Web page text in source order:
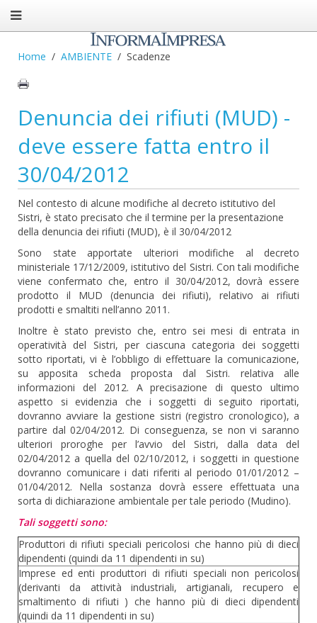
Home AMBIENTE Scadenze
Denuncia dei rifiuti (MUD) -
deve essere fatta entro il
30/04/2012
Nel contesto di alcune modifiche al decreto istitutivo del
Sistri, è stato precisato che il termine per la presentazione
della denuncia dei rifiuti (MUD), è il 30/04/2012
Sono state apportate ulteriori modifiche al decreto
ministeriale 17/12/2009, istitutivo del Sistri. Con tali modifiche
viene confermato che, entro il 30/04/2012, dovrà essere
prodotto il MUD (denuncia dei rifiuti), relativo ai rifiuti
prodotti e smaltiti nell’anno 2011.
Inoltre è stato previsto che, entro sei mesi di entrata in
operatività del Sistri, per ciascuna categoria dei soggetti
sotto riportati, vi è l’obbligo di effettuare la comunicazione,
su apposita scheda proposta dal Sistri. relativa alle
informazioni del 2012. A precisazione di questo ultimo
aspetto si evidenzia che i soggetti di seguito riportati,
dovranno avviare la gestione sistri (registro cronologico), a
partire dal 02/04/2012. Di conseguenza, se non vi saranno
ulteriori proroghe per l’avvio del Sistri, dalla data del
02/04/2012 a quella del 02/10/2012, i soggetti in questione
dovranno comunicare i dati riferiti al periodo 01/01/2012 –
01/04/2012. Nella sostanza dovrà essere effettuata una
sorta di dichiarazione ambientale per tale periodo (Mudino).
Tali soggetti sono:
Produttori di rifiuti speciali pericolosi che hanno più di dieci
dipendenti (quindi da 11 dipendenti in su)
Imprese ed enti produttori di rifiuti speciali non pericolosi
(derivanti da attività industriali, artigianali, recupero e
smaltimento di rifiuti ) che hanno più di dieci dipendenti
(quindi da 11 dipendenti in su)